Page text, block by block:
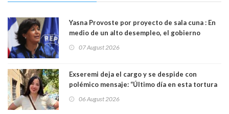
Yasna Provoste por proyecto de sala cuna : En
medio de un alto desempleo, el gobierno
07 August 2026
Exseremi deja el cargo y se despide con
polémico mensaje: “Último día en esta tortura
06 August 2026